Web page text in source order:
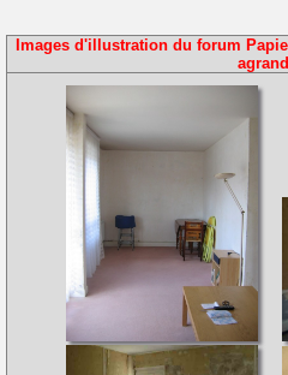
Images d'illustration du forum